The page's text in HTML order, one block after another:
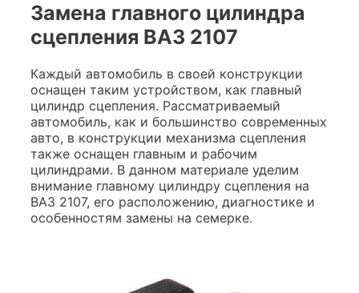
Замена главного цилиндра
сцепления ВАЗ 2107
Каждый автомобиль в своей конструкции
оснащен таким устройством, как главный
цилиндр сцепления. Рассматриваемый
автомобиль, как и большинство современных
авто, в конструкции механизма сцепления
также оснащен главным и рабочим
цилиндрами. В данном материале уделим
внимание главному цилиндру сцепления на
ВАЗ 2107, его расположению, диагностике и
особенностям замены на семерке.